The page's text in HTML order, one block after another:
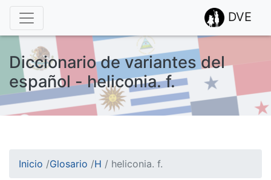
DVE
Diccionario de variantes del
español - heliconia. f.
Inicio /Glosario /H / heliconia. f.